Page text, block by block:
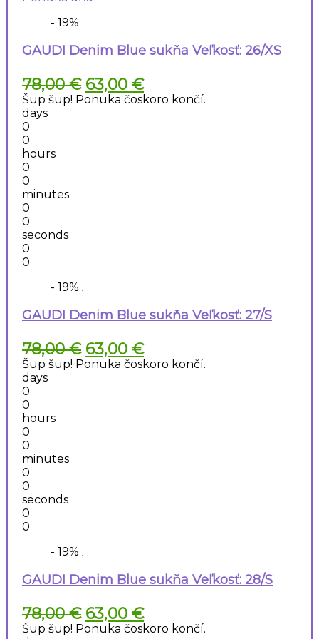
- 19%
GAUDI Denim Blue sukňa Veľkosť: 26/XS
78,00€ Pôvodná
cena
bola:
63,00 €Aktuálna
cena
je:
Šup šup! Ponuka čoskoro končí.
days
0
0
hours
0
0
minutes
0
0
seconds
0
0
- 19%
GAUDI Denim Blue sukňa Veľkosť: 27/S
78,00€ Pôvodná
cena
bola:
63,00 €Aktuálna
cena
je:
Šup šup! Ponuka čoskoro končí.
days
0
0
hours
0
0
minutes
0
0
seconds
0
0
- 19%
GAUDI Denim Blue sukňa Veľkosť: 28/S
78,00€ Pôvodná
cena
63,00 €Aktuálna
cena
Šup šup! Ponuka čoskoro končí.